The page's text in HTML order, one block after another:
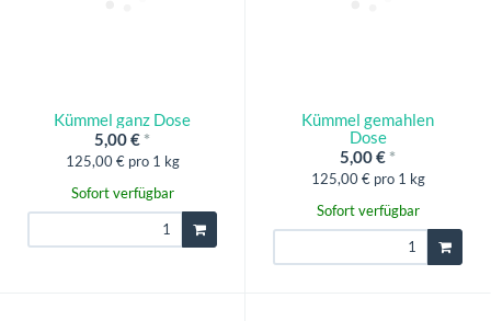
Kümmel ganz Dose
5,00 € *
125,00 € pro 1 kg
Sofort verfügbar
Kümmel gemahlen
Dose
5,00 € *
125,00 € pro 1 kg
Sofort verfügbar